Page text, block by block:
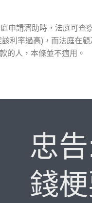
申請濟助時，法庭可查
利率過高)，而法庭在
的人，本條並不適用。
忠
錢